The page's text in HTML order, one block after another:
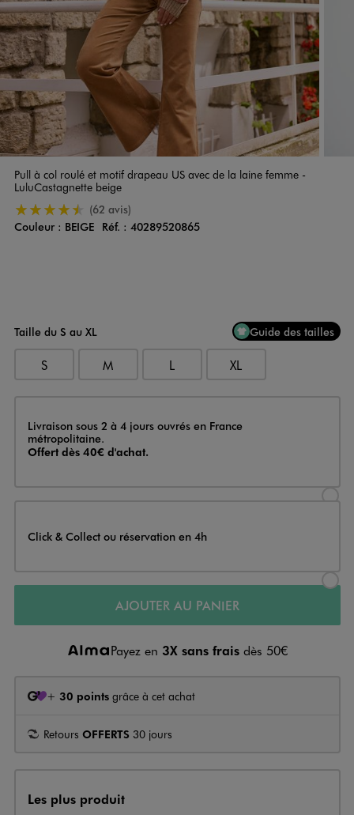
Pull à col roulé et motif drapeau US avec de la laine femme -
LuluCastagnette beige
4.5/5 de moyenne
(62 avis)
Couleur
Couleur : BEIGE Réf. : 40289520865
Taille du S au XL Guide des tailles
S M L XL
Livraison
Livraison sous 2 à 4 jours ouvrés en France
métropolitaine.
Offert dès 40€ d'achat.
Click & Collect ou réservation en 4h
AJOUTER AU PANIER
Payez en 3X sans frais dès 50€
+ 30 points grâce à cet achat
Retours OFFERTS 30 jours
Les plus produit